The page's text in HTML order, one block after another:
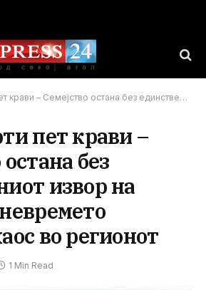
остана без единствениот извор на приходи, невремето направи хаос во регионот
пет крави –
без
извор на
во регионот
1 Min Read